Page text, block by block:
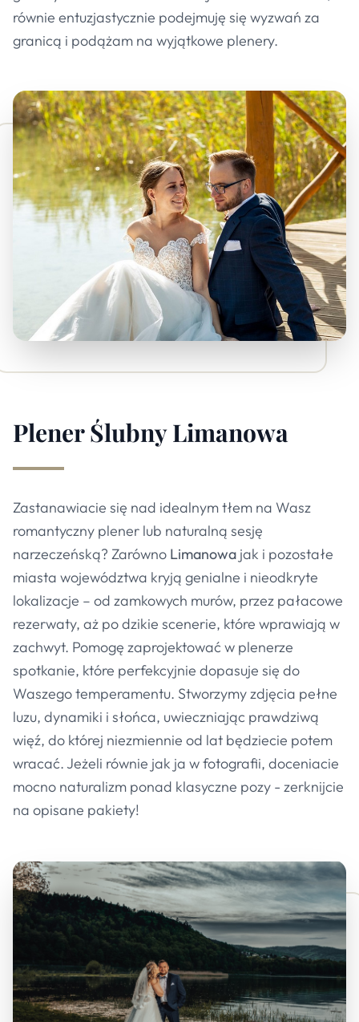
równie entuzjastycznie podejmuję się wyzwań za
granicą i podążam na wyjątkowe plenery.
Plener ŚlubnyLimanowa
Zastanawiacie się nad idealnym tłem na Wasz
romantyczny plener lub naturalną sesję
narzeczeńską? Zarówno Limanowa jak i pozostałe
miasta województwa kryją genialne i nieodkryte
lokalizacje – od zamkowych murów, przez pałacowe
rezerwaty, aż po dzikie scenerie, które wprawiają w
zachwyt. Pomogę zaprojektować w plenerze
spotkanie, które perfekcyjnie dopasuje się do
Waszego temperamentu. Stworzymy zdjęcia pełne
luzu, dynamiki i słońca, uwieczniając prawdziwą
więź, do której niezmiennie od lat będziecie potem
wracać. Jeżeli równie jak ja w fotografii, doceniacie
mocno naturalizm ponad klasyczne pozy - zerknijcie
na opisane pakiety!